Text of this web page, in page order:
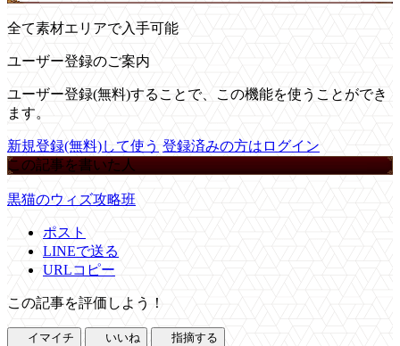
全て素材エリアで入手可能
ユーザー登録のご案内
ユーザー登録(無料)することで、この機能を使うことができ
ます。
新規登録(無料)して使う 登録済みの方はログイン
この記事を書いた人
黒猫のウィズ攻略班
ポスト
LINEで送る
URLコピー
この記事を評価しよう！
イマイチ いいね 指摘する